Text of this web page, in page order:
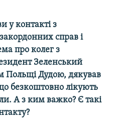
у контакті з
справ і
про колег з
Зеленський
Польщі Дудою, дякував
безкоштовно лікують
А з ким важко? Є такі